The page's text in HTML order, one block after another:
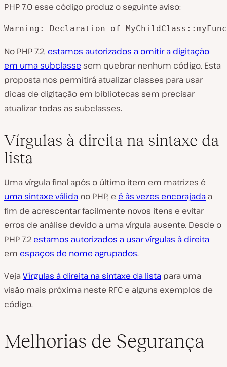
PHP 7.0 esse código produz o seguinte aviso:
Warning: Declaration of
No PHP 7.2, estamos autorizados a omitir a digitação
em uma subclasse sem quebrar nenhum código. Esta
proposta nos permitirá atualizar classes para usar
dicas de digitação em bibliotecas sem precisar
atualizar todas as subclasses.
Vírgulas à direita na sintaxe da
lista
Uma vírgula final após o último item em matrizes é
uma sintaxe válida no PHP, e é às vezes encorajada a
fim de acrescentar facilmente novos itens e evitar
erros de análise devido a uma vírgula ausente. Desde o
PHP 7.2 estamos autorizados a usar vírgulas à direita
em espaços de nome agrupados.
Veja Vírgulas à direita na sintaxe da lista para uma
visão mais próxima neste RFC e alguns exemplos de
código.
Melhorias de Segurança